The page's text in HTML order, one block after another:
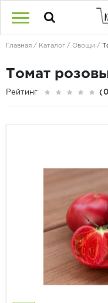
Главная Каталог Овощи
Томат
Рейтинг